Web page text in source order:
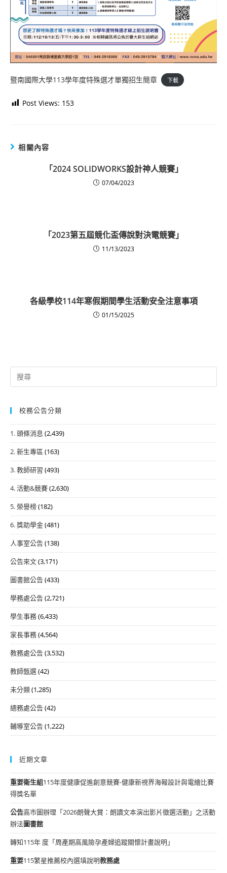
暨南國際大學113學年度特殊選才單獨招生簡章 下載
Post Views: 153
相關內容
「2024 SOLIDWORKS設計神人競賽」
07/04/2023
「2023第五屆競化盃傳說對決電競賽」
11/13/2023
各級學校114年寒假期間學生活動安全注意事項
01/15/2025
Search
for:
校務公告分類
1. 頭條消息 (2,439)
2. 新生專區 (163)
3. 教師研習 (493)
4. 活動&競賽(2,630)
5. 榮譽榜(182)
6. 獎助學金(481)
人事室公告(138)
公告來文(3,171)
圖書館公告(433)
學務處公告(2,721)
學生事務(6,433)
家長事務(4,564)
教務處公告(3,532)
教師甄選(42)
未分類(1,285)
總務處公告(42)
輔導室公告(1,222)
近期文章
重要衛生組115年度健康促進創意競賽-健康新視界海報設計與電繪比賽
得獎名單
公告高市圖辦理「2026朗聲大賞：朗讀文本演出影片徵選活動」之活動
辦法圖書館
轉知115年 度「周產期高風險孕產婦追蹤關懷計畫說明」
重要115繁星推薦校內選填說明教務處